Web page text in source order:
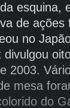
esquina,
de ações
no
2003.
mesa
do